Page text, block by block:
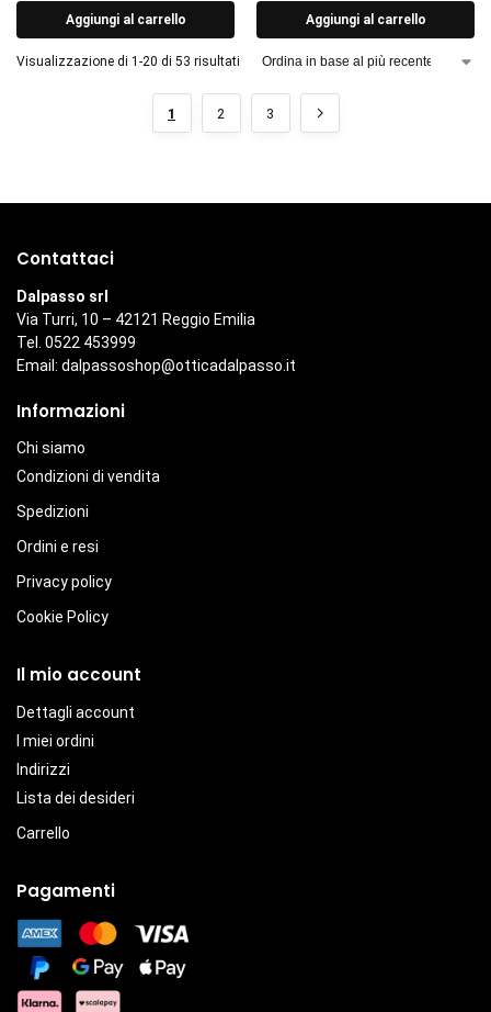
Aggiungi al carrello Aggiungi al carrello
Visualizzazione di 1-20 di 53 risultati
1 2 3
Contattaci
Dalpasso srl
Via Turri, 10 – 42121 Reggio Emilia
Tel. 0522 453999
Email: dalpassoshop@otticadalpasso.it
Informazioni
Chi siamo
Condizioni di vendita
Spedizioni
Ordini e resi
Privacy policy
Cookie Policy
Il mio account
Dettagli account
I miei ordini
Indirizzi
Lista dei desideri
Carrello
Pagamenti